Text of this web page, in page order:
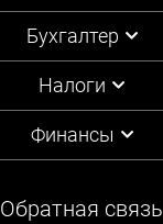
Бухгалтер
Налоги
Финансы
Обратная связь